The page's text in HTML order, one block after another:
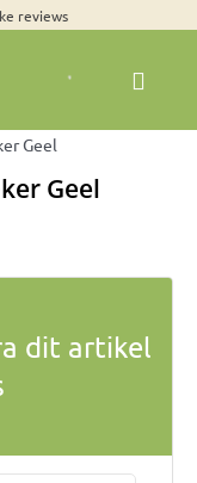
reviews
Geel
Geel
dit artikel